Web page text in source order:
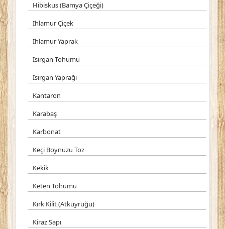
Hibiskus (Bamya Çiçeği)
Ihlamur Çiçek
Ihlamur Yaprak
Isırgan Tohumu
Isırgan Yaprağı
Kantaron
Karabaş
Karbonat
Keçi Boynuzu Toz
Kekik
Keten Tohumu
Kırk Kilit (Atkuyruğu)
Kiraz Sapı